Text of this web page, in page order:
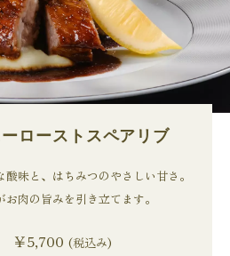
ローストスペアリブ
味と、はちみつのやさしい甘さ。
肉の旨みを引き立てます。
￥5,700 (税込み)